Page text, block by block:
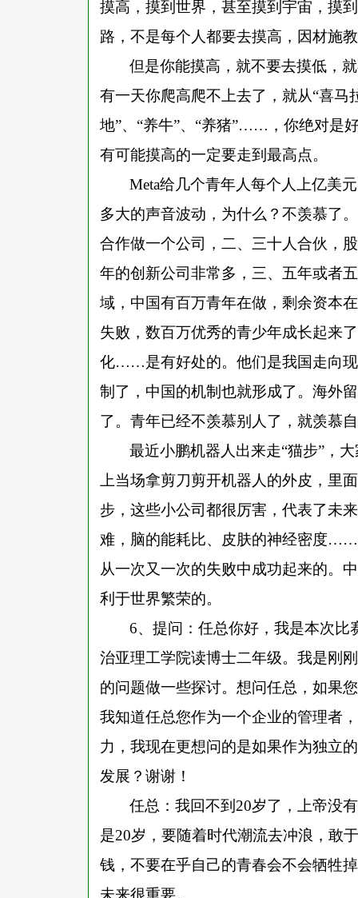
摸高，摸到世界，甚至摸到宇宙，摸
路，不是每个人都要去摸高，因材施
但是你能摸高，就不要去摸低，
有一天你爬高爬不上去了，就从“喜马
地”、“养牛”、“养猪”……，你绝对是
有可能摸高的一定要走到最高点。
Meta给几个青年人每个人上亿美
多大的声音波动，为什么？不羡慕了
合作做一个公司，二、三十人合伙，
年的创新公司非常多，三、五年或者
域，中国有百万青年在做，剩余资本
失败，数百万优秀的青少年成长起来
化……是有好处的。他们是我国走向
制了，中国的机制也就形成了。海外
了。青年已经不羡慕别人了，就羡慕
最近小鹏机器人出来走“猫步”，
上当场拿剪刀剪开机器人的外皮，里
步，这些小公司都很厉害，代表了未
难，脑的能耗比、皮肤的神经密度
从一次又一次的失败中成功起来的。
利于世界繁荣的。
6、提问：任总你好，我是本次
治亚理工学院读博士二年级。我是刚
的问题做一些探讨。想问任总，如果
我知道任总您作为一个企业的管理者
力，我现在更想问的是如果作为独立
发展？谢谢！
任总：我回不到 20岁了，上帝没
是20岁，要随着时代潮流去冲浪，敢
钱，不要在乎自己的青春会不会牺牲
未来很重要。